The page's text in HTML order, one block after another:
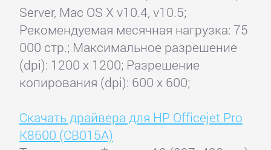
Server, Mac OS X v10.4, v10.5;
Рекомендуемая месячная нагрузка: 75
000 стр.; Максимальное разрешение
(dpi): 1200 x 1200; Разрешение
копирования (dpi): 600 x 600;
Скачать драйвера для HP Officejet Pro
K8600 (CB015A)